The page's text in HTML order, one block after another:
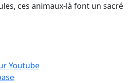
ces animaux-là font un sacré
Youtube